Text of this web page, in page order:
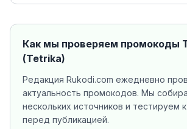
Как мы проверяем промокоды
(Tetrika)
Редакция Rukodi.com ежедневно
актуальность промокодов. Мы
нескольких источников и тестируем
перед публикацией.